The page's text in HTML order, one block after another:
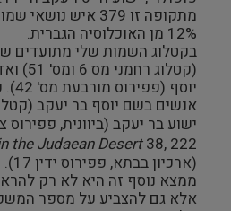
מתקופה זו 379 איש
12% מן האוכלוסיה הגברית.
בקטלוג השמות שלי מתועדים
(קטלוג
ישוע בר יעקב (ביוונית,
the Judaean Desert
ממצא נוסף זה היא לא רק
אלא גם להצביע על מספר